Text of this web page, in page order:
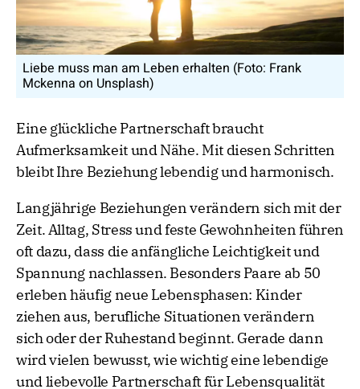
Liebe muss man am Leben erhalten (Foto: Frank
Mckenna on Unsplash)
Eine glückliche Partnerschaft braucht
Aufmerksamkeit und Nähe. Mit diesen Schritten
bleibt Ihre Beziehung lebendig und harmonisch.
Langjährige Beziehungen verändern sich mit der
Zeit. Alltag, Stress und feste Gewohnheiten führen
oft dazu, dass die anfängliche Leichtigkeit und
Spannung nachlassen. Besonders Paare ab 50
erleben häufig neue Lebensphasen: Kinder
ziehen aus, berufliche Situationen verändern
sich oder der Ruhestand beginnt. Gerade dann
wird vielen bewusst, wie wichtig eine lebendige
und liebevolle Partnerschaft für Lebensqualität